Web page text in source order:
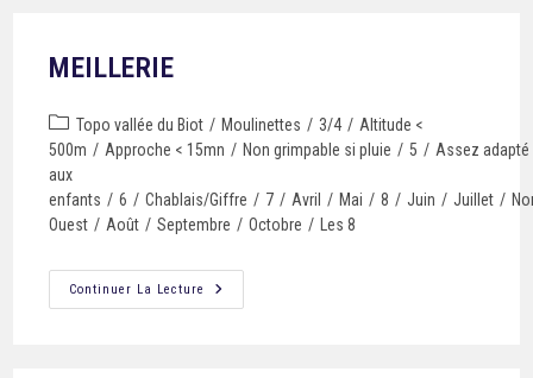
MEILLERIE
Topo vallée du Biot / Moulinettes / 3/4 / Altitude <
500m / Approche < 15mn / Non grimpable si pluie / 5 / Assez adapté
aux
enfants / 6 / Chablais/Giffre / 7 / Avril / Mai / 8 / Juin / Juillet /
Ouest / Août / Septembre / Octobre / Les 8
Continuer La Lecture